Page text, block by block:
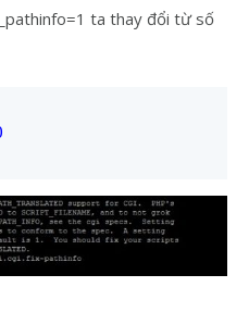
ta thay đổi từ số